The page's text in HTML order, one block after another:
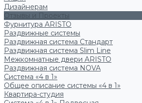
Дизайнерам
Отзывы и Проекты
Фурнитура ARISTO
Раздвижные системы
Раздвижная система Стандарт
Раздвижная система Slim Line
Межкомнатные двери ARISTO
Раздвижная система NOVA
Система «4 в 1»
Общее описание системы «4 в 1»
Квартира-студия